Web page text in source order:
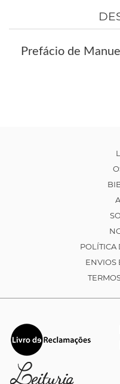
Prefácio de
POLÍTICA
ENVIOS